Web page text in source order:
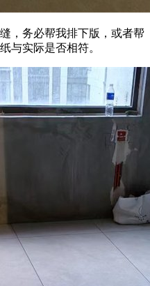
务必帮我排下版，或者帮
与实际是否相符。